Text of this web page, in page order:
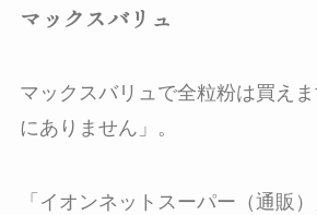
マックスバリュ
マックスバリュで全粒粉は買えま
にありません 」。
「イオンネットスーパー（通販